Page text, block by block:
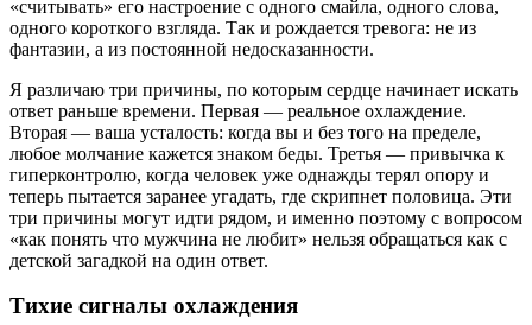
«считывать» его настроение с одного смайла, одного слова,
одного короткого взгляда. Так и рождается тревога: не из
фантазии, а из постоянной недосказанности.
Я различаю три причины, по которым сердце начинает искать
ответ раньше времени. Первая — реальное охлаждение.
Вторая — ваша усталость: когда вы и без того на пределе,
любое молчание кажется знаком беды. Третья — привычка к
гиперконтролю, когда человек уже однажды терял опору и
теперь пытается заранее угадать, где скрипнет половица. Эти
три причины могут идти рядом, и именно поэтому с вопросом
«как понять что мужчина не любит» нельзя обращаться как с
детской загадкой на один ответ.
Тихие сигналы охлаждения